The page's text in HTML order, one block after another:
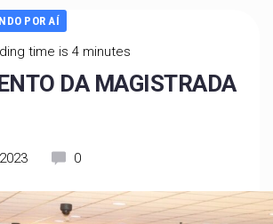
POR AÍ
time is 4 minutes
DA MAGISTRADA
0